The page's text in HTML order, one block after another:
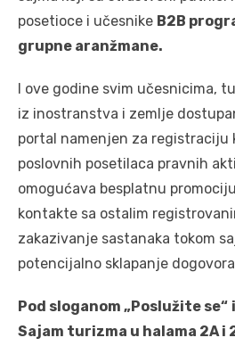
posetioce i učesnike B2B
grupne aranžmane.
I ove godine svim učesnicima,
iz inostranstva i zemlje
portal namenjen za registraciju
poslovnih posetilaca pravnih
omogućava besplatnu
kontakte sa ostalim
zakazivanje sastanaka tokom
potencijalno sklapanje
Pod sloganom „Poslužite se“
Sajam turizma u halama 2A i